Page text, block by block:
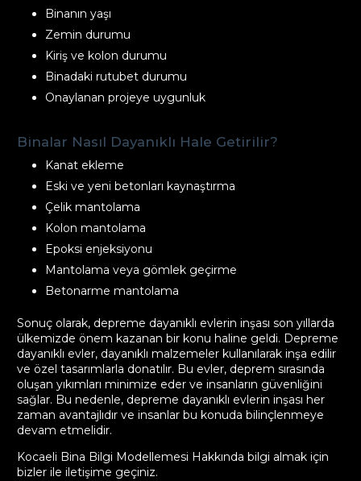
Binanın yaşı
Zemin durumu
Kiriş ve kolon durumu
Binadaki rutubet durumu
Onaylanan projeye uygunluk
Binalar Nasıl Dayanıklı Hale Getirilir?
Kanat ekleme
Eski ve yeni betonları kaynaştırma
Çelik mantolama
Kolon mantolama
Epoksi enjeksiyonu
Mantolama veya gömlek geçirme
Betonarme mantolama
Sonuç olarak, depreme dayanıklı evlerin inşası son yıllarda
ülkemizde önem kazanan bir konu haline geldi. Depreme
dayanıklı evler, dayanıklı malzemeler kullanılarak inşa edilir
ve özel tasarımlarla donatılır. Bu evler, deprem sırasında
oluşan yıkımları minimize eder ve insanların güvenliğini
sağlar. Bu nedenle, depreme dayanıklı evlerin inşası her
zaman avantajlıdır ve insanlar bu konuda bilinçlenmeye
devam etmelidir.
Kocaeli Bina Bilgi Modellemesi Hakkında bilgi almak için
bizler ile iletişime geçiniz.